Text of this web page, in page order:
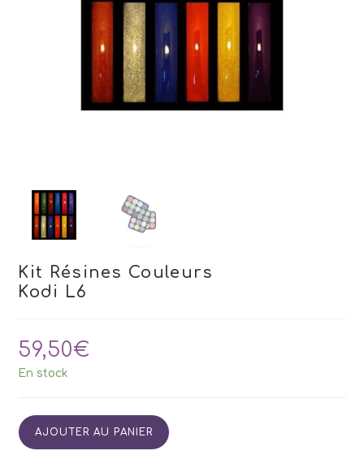
Kit Résines Couleurs
Kodi L6
59,50€
En stock
quantité
de
Kit
AJOUTER AU PANIER